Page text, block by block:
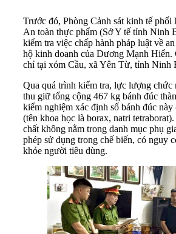
Trước đó, Phòng Cảnh sát kinh tế phối
An toàn thực phẩm (Sở Y tế tỉnh Ninh
kiểm tra việc chấp hành pháp luật về
hộ kinh doanh của Dương Mạnh Hiển.
chỉ tại xóm Cầu, xã Yên Từ, tỉnh Ninh
Qua quá trình kiểm tra, lực lượng chức
thu giữ tổng cộng 467 kg bánh đúc
kiểm nghiệm xác định số bánh đúc này
(tên khoa học là borax, natri
chất không nằm trong danh mục phụ
phép sử dụng trong chế biến, có nguy
khỏe người tiêu dùng.